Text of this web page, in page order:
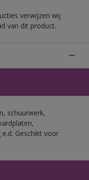
verwijzen wij
van dit product.
schuurwerk,
Geschikt voor